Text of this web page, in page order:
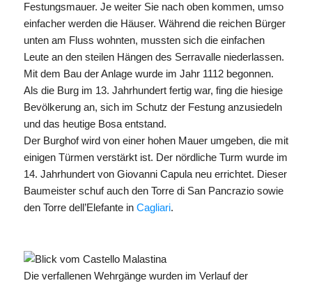
Festungsmauer. Je weiter Sie nach oben kommen, umso
einfacher werden die Häuser. Während die reichen Bürger
unten am Fluss wohnten, mussten sich die einfachen
Leute an den steilen Hängen des Serravalle niederlassen.
Mit dem Bau der Anlage wurde im Jahr 1112 begonnen.
Als die Burg im 13. Jahrhundert fertig war, fing die hiesige
Bevölkerung an, sich im Schutz der Festung anzusiedeln
und das heutige Bosa entstand.
Der Burghof wird von einer hohen Mauer umgeben, die mit
einigen Türmen verstärkt ist. Der nördliche Turm wurde im
14. Jahrhundert von Giovanni Capula neu errichtet. Dieser
Baumeister schuf auch den Torre di San Pancrazio sowie
den Torre dell’Elefante in Cagliari.
Die verfallenen Wehrgänge wurden im Verlauf der